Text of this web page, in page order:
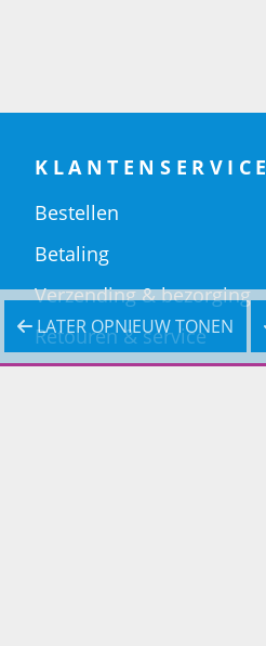
LATER OPNIEUW TONEN
KLANTENSERVICE
Bestellen
Betaling
Verzending & bezorging
Retouren & service